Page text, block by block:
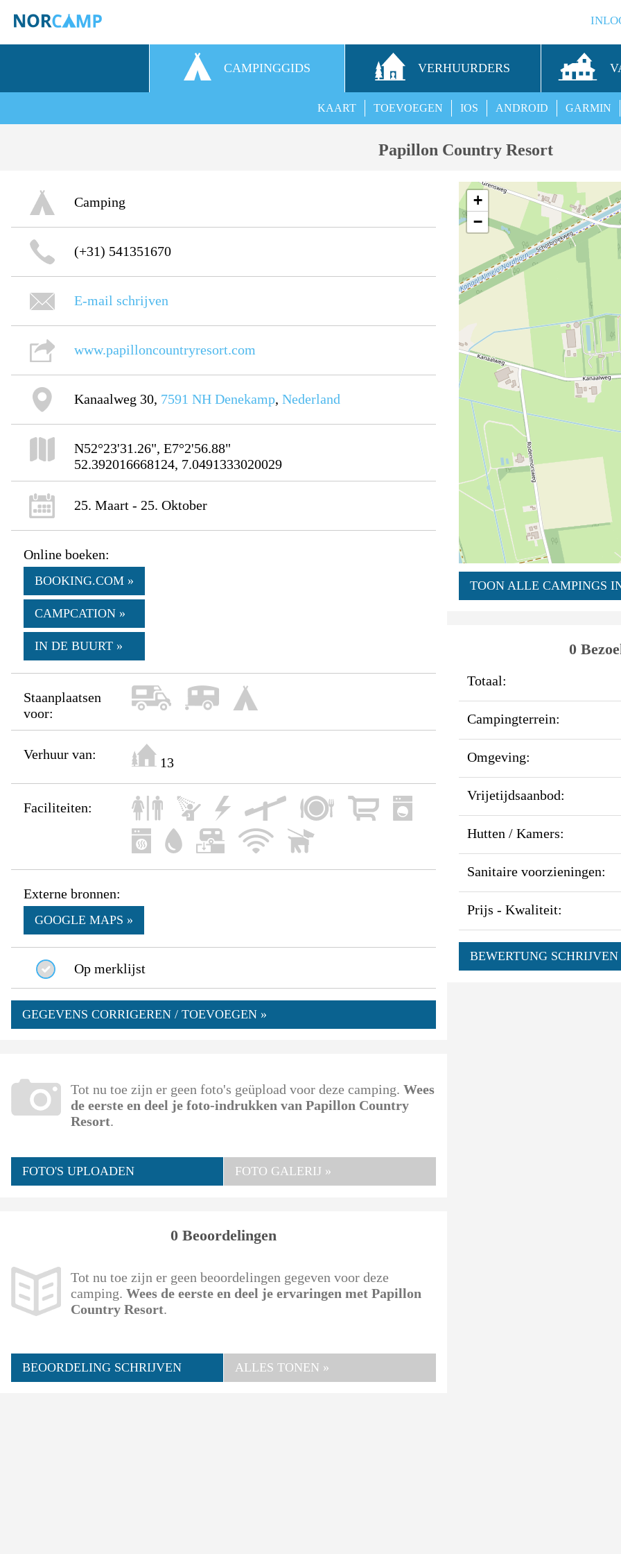
CAMPINGGIDS VERHUURDERS
GARMIN
ANDROID
IOS
TOEVOEGEN
KAART
Papillon Country Resort
Camping
(+31) 541351670
E-mail schrijven
www.papilloncountryresort.com
Kanaalweg 30, 7591 NH Denekamp,Nederland
N52°23'31.26", E7°2'56.88"
52.392016668124, 7.0491333020029
25. Maart - 25. Oktober
Online boeken:
BOOKING.COM »
CAMPCATION »
IN DE BUURT »
Staanplaatsen
voor:
Verhuur van:
13
Faciliteiten:
Externe bronnen:
GOOGLE MAPS »
Op merklijst
GEGEVENS CORRIGEREN / TOEVOEGEN »
Tot nu toe zijn er geen foto's geüpload voor deze camping.Wees
de eerste en deel je foto-indrukken van Papillon Country
Resort.
FOTO'S UPLOADEN FOTO GALERIJ »
0 Beoordelingen
Tot nu toe zijn er geen beoordelingen gegeven voor deze
camping.Wees de eerste en deel je ervaringen met Papillon
Country Resort.
BEOORDELING SCHRIJVEN ALLES TONEN »
+
−
TOON ALLE CAMPINGS
0
Totaal:
Campingterrein:
Omgeving:
Vrijetijdsaanbod:
Hutten / Kamers:
Sanitaire voorzieningen:
Prijs - Kwaliteit:
BEWERTUNG SCHRIJVEN